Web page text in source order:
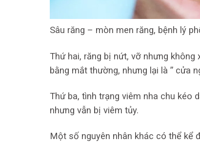
Sâu răng – mòn men răng, bệnh lý
Thứ hai, răng bị nứt, vỡ nhưng
bằng mắt thường, nhưng lại là ” cửa
Thứ ba, tình trạng viêm nha chu kéo
nhưng vẫn bị viêm tủy.
Một số nguyên nhân khác có thể kể